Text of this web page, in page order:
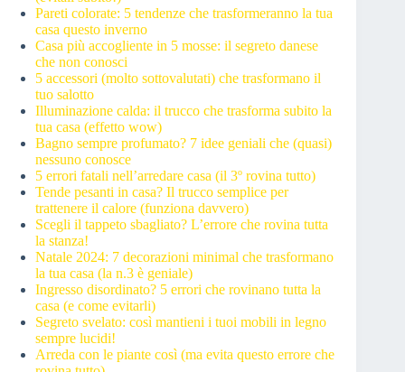
Pareti colorate: 5 tendenze che trasformeranno la tua
casa questo inverno
Casa più accogliente in 5 mosse: il segreto danese
che non conosci
5 accessori (molto sottovalutati) che trasformano il
tuo salotto
Illuminazione calda: il trucco che trasforma subito la
tua casa (effetto wow)
Bagno sempre profumato? 7 idee geniali che (quasi)
nessuno conosce
5 errori fatali nell’arredare casa (il 3º rovina tutto)
Tende pesanti in casa? Il trucco semplice per
trattenere il calore (funziona davvero)
Scegli il tappeto sbagliato? L’errore che rovina tutta
la stanza!
Natale 2024: 7 decorazioni minimal che trasformano
la tua casa (la n.3 è geniale)
Ingresso disordinato? 5 errori che rovinano tutta la
casa (e come evitarli)
Segreto svelato: così mantieni i tuoi mobili in legno
sempre lucidi!
Arreda con le piante così (ma evita questo errore che